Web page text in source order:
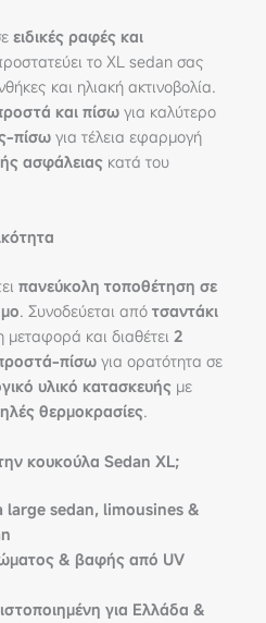
ειδικές ραφές και
το XL sedan σας
και ηλιακή ακτινοβολία.
και πίσω για καλύτερο
πίσω για τέλεια εφαρμογή
ασφάλειας κατά του
πανεύκολη τοποθέτηση σε
. Συνοδεύεται από τσαντάκι
μεταφορά και διαθέτει 2
πίσω για ορατότητα σε
υλικό κατασκευής με
θερμοκρασίες.
την κουκούλα Sedan XL;
large sedan, limousines &
& βαφής από UV
για Ελλάδα &